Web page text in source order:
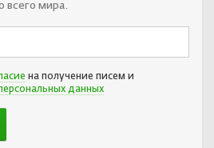
всего мира.
на получение писем и
данных